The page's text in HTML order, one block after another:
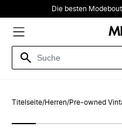
Die besten
Titelseite/Herren/Pre-owned